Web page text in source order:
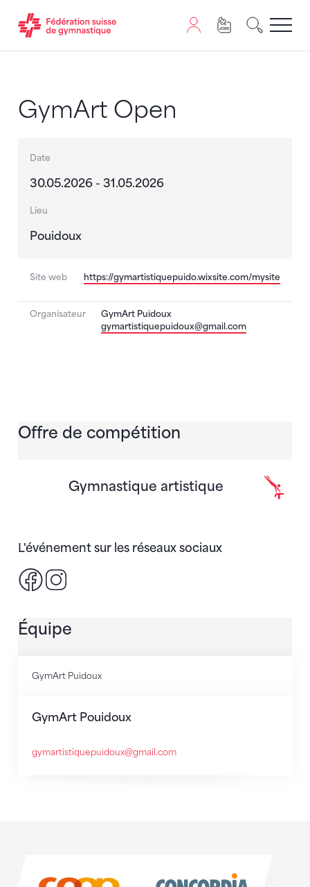
GymArt Open
Date
30.05.2026 - 31.05.2026
Lieu
Pouidoux
Site web https://gymartistiquepuido.wixsite.com/mysite
Organisateur
GymArt Puidoux
gymartistiquepuidoux@gmail.com
Offre de compétition
Gymnastique artistique
L'événement sur les réseaux sociaux
Facebook
Équipe
GymArt Puidoux
GymArt Pouidoux
gymartistiquepuidoux@gmail.com